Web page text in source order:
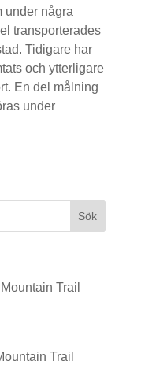
under några
transporterades
Tidigare har
och ytterligare
En del målning
under
Sök
Trail
Trail